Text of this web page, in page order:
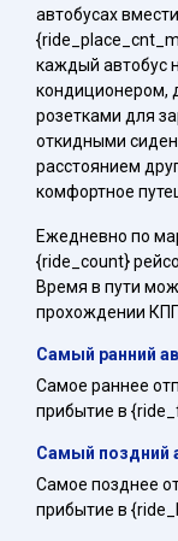
автобусах
каждый автобус
кондиционером,
розетками для
откидными
расстоянием
комфортное
Ежедневно по
{ride_count}
Время в пути
прохождении
Самый ранний
Самое раннее
прибытие в
Самый поздний
Самое позднее
прибытие в